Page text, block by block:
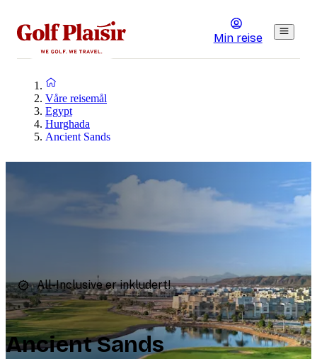
Min reise
Våre reisemål
Egypt
Hurghada
Ancient Sands
All-Inclusive er inkludert!
Ancient Sands